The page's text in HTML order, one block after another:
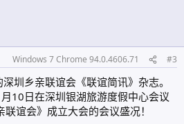
Windows 7 Chrome 94.0.4606.71 #3
圳乡亲联谊会《联谊简讯》杂志。
10日在深圳银湖旅游度假中心会议
谊会》成立大会的会议盛况！